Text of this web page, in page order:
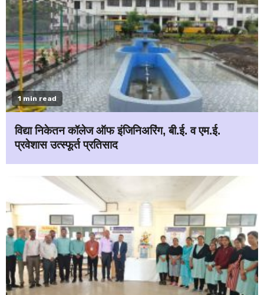
1 min read
विद्या निकेतन कॉलेज ऑफ इंजिनिअरिंग, बी.ई. व एम.ई.
प्रवेशास उत्स्फूर्त प्रतिसाद